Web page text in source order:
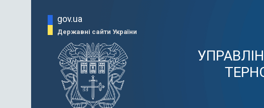
gov.ua
Державні сайти України